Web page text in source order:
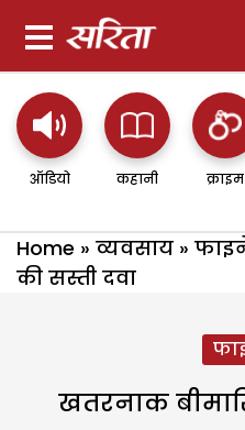
ऑडियो कहानी क्राइम
Home » व्यवसाय »
की सस्ती दवा
खतरनाक